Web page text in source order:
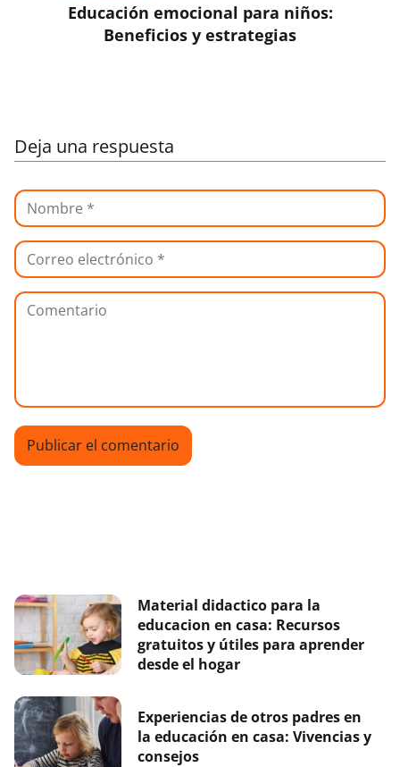
Educación emocional para niños:
Beneficios y estrategias
Deja una respuesta
Material didactico para la
educacion en casa: Recursos
gratuitos y útiles para aprender
desde el hogar
Experiencias de otros padres en
la educación en casa: Vivencias y
consejos